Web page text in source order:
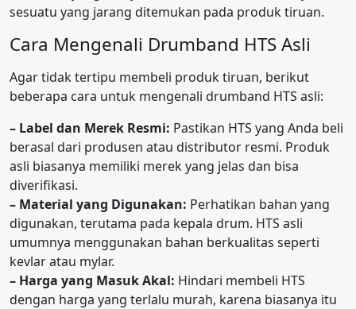
sesuatu yang jarang ditemukan pada produk tiruan.
Cara Mengenali Drumband HTS Asli
Agar tidak tertipu membeli produk tiruan, berikut
beberapa cara untuk mengenali drumband HTS asli:
– Label dan Merek Resmi: Pastikan HTS yang Anda beli
berasal dari produsen atau distributor resmi. Produk
asli biasanya memiliki merek yang jelas dan bisa
diverifikasi.
– Material yang Digunakan: Perhatikan bahan yang
digunakan, terutama pada kepala drum. HTS asli
umumnya menggunakan bahan berkualitas seperti
kevlar atau mylar.
– Harga yang Masuk Akal: Hindari membeli HTS
dengan harga yang terlalu murah, karena biasanya itu